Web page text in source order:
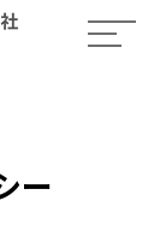
ー